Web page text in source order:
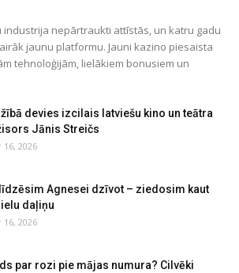
nepārtraukti attīstās, un katru gadu
jaunu platformu. Jauni kazino piesaista
tehnoloģijām, lielākiem bonusiem un
devies izcilais latviešu kino un teātra
Jānis Streičs
16, 2026
Agnesei dzīvot – ziedosim kaut
daļiņu
16, 2026
par rozi pie mājas numura? Cilvēki